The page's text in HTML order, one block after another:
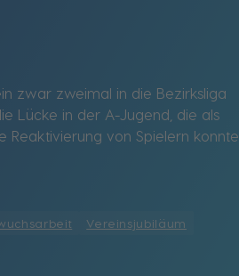
zwar zweimal in die Bezirksliga
Lücke in der A-Jugend, die als
Reaktivierung von Spielern konnte
Vereinsjubiläum